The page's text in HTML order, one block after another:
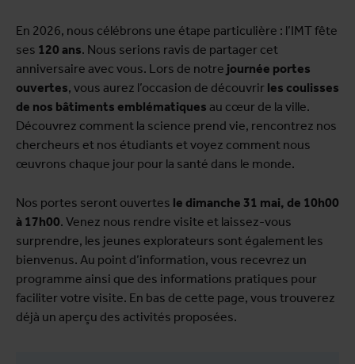
En 2026, nous célébrons une étape particulière : l’IMT fête
ses 120 ans. Nous serions ravis de partager cet
anniversaire avec vous. Lors de notre journée portes
ouvertes, vous aurez l’occasion de découvrir les coulisses
de nos bâtiments emblématiques au cœur de la ville.
Découvrez comment la science prend vie, rencontrez nos
chercheurs et nos étudiants et voyez comment nous
œuvrons chaque jour pour la santé dans le monde.
Nos portes seront ouvertes le dimanche 31 mai, de 10h00
à 17h00. Venez nous rendre visite et laissez-vous
surprendre, les jeunes explorateurs sont également les
bienvenus. Au point d’information, vous recevrez un
programme ainsi que des informations pratiques pour
faciliter votre visite. En bas de cette page, vous trouverez
déjà un aperçu des activités proposées.